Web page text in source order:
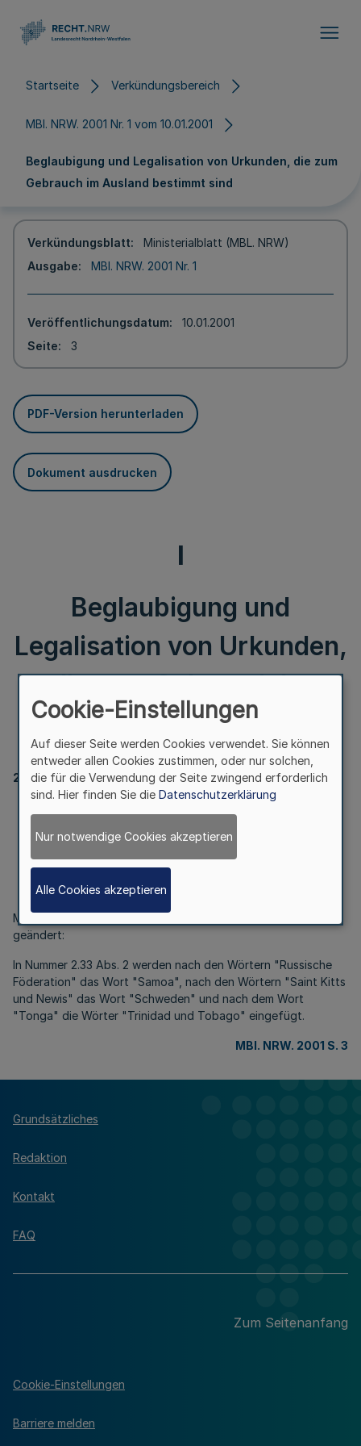
Startseite Verkündungsbereich
MBl. NRW. 2001 Nr. 1 vom 10.01.2001
Beglaubigung und Legalisation von Urkunden, die zum
Gebrauch im Ausland bestimmt sind
Verkündungsblatt
Ministerialblatt (MBL. NRW)
Ausgabe
MBl. NRW. 2001 Nr. 1
Veröffentlichungsdatum
10.01.2001
Seite
3
PDF-Version herunterladen
Dokument ausdrucken
I
Beglaubigung und
Legalisation von Urkunden,
die zum Gebrauch im
Ausland bestimmt sind
2010
Ausland bestimmt sind
RdErl. d. Innenministeriums v. 19.12.2000
- V B 5/17 - 21.163
Mein RdErl. v. 15.11.1959 (SMBl. NRW. 2010) wird wie folgt
geändert:
In Nummer 2.33 Abs. 2 werden nach den Wörtern "Russische
Föderation" das Wort "Samoa", nach den Wörtern "Saint Kitts
und Newis" das Wort "Schweden" und nach dem Wort
"Tonga" die Wörter "Trinidad und Tobago" eingefügt.
MBl. NRW. 2001 S. 3
Grundsätzliches
Redaktion
Kontakt
FAQ
Zum Seitenanfang
Cookie-Einstellungen
Barriere melden
Cookie-Einstellungen
Auf dieser Seite werden Cookies verwendet. Sie können
entweder allen Cookies zustimmen, oder nur solchen,
die für die Verwendung der Seite zwingend erforderlich
sind. Hier finden Sie die Datenschutzerklärung
Nur notwendige Cookies akzeptieren
Alle Cookies akzeptieren